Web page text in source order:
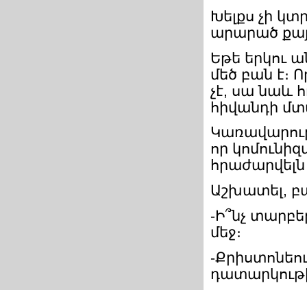
Խելքս չի
արարած
Եթե երկու
մեծ բան է։
չէ, սա նաև
հիվանդի
որ
հրաժարվելն
Աշխատել,
-Ի՞նչ
մեջ։
-